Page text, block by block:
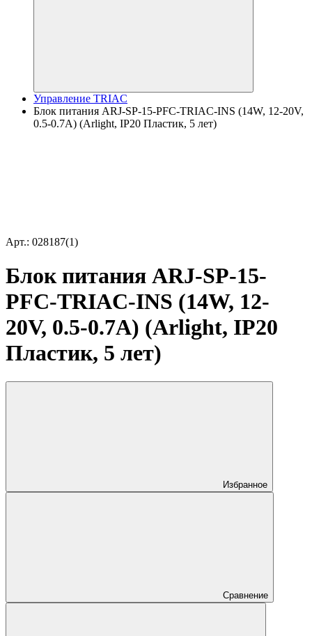
Управление TRIAC
Блок питания ARJ-SP-15-PFC-TRIAC-INS (14W, 12-20V,
0.5-0.7A) (Arlight, IP20 Пластик, 5 лет)
Арт.: 028187(1)
Блок питания ARJ-SP-15-
PFC-TRIAC-INS (14W, 12-
20V, 0.5-0.7A) (Arlight, IP20
Пластик, 5 лет)
Избранное
Сравнение